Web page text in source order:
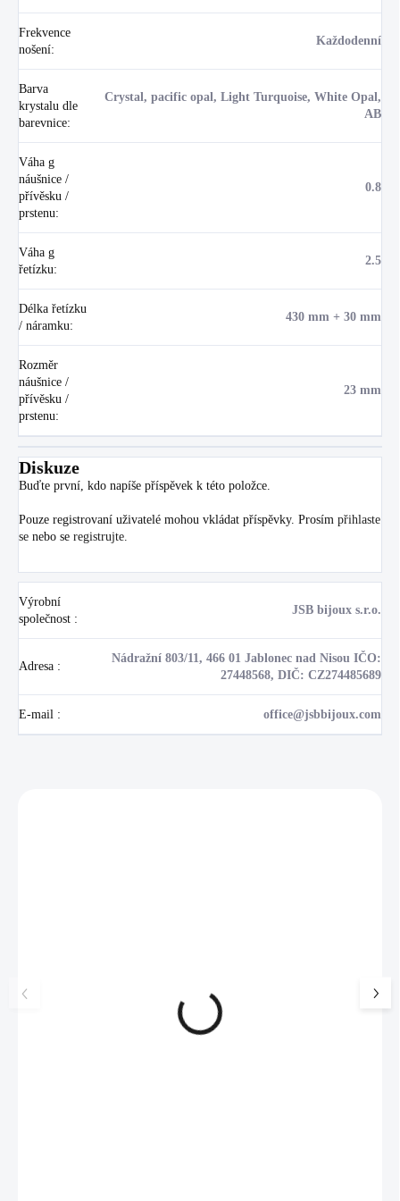
Frekvence
nošení:
Každodenní
Barva
krystalu dle
barevnice:
Crystal, pacific opal, Light Turquoise, White Opal,
AB
Váha g
náušnice /
přívěsku /
prstenu:
0.8
Váha g
řetízku:
2.5
Délka řetízku
/ náramku:
430 mm + 30 mm
Rozměr
náušnice /
přívěsku /
prstenu:
23 mm
Diskuze
Buďte první, kdo napíše příspěvek k této položce.
Pouze registrovaní uživatelé mohou vkládat příspěvky. Prosím přihlaste
se nebo se registrujte
Výrobní
společnost :
JSB bijoux s.r.o.
Adresa :
Nádražní 803/11, 466 01 Jablonec nad Nisou IČO:
27448568, DIČ: CZ274485689
E-mail : office@jsbbijoux.com